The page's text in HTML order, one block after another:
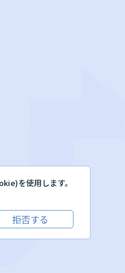
を使用します。
拒否する